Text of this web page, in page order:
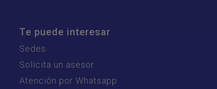
Te puede interesar
Sedes
Solicita un asesor
Atención por Whatsapp